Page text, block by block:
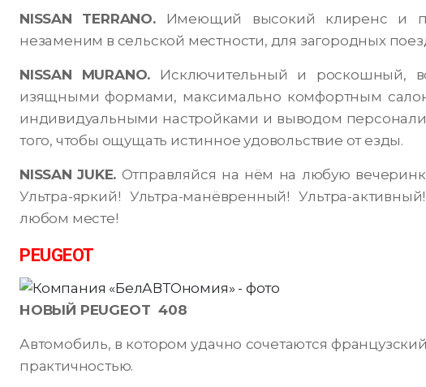
NISSAN TERRANO.Имеющий высокий клиренс и
незаменим в сельской местности, для загородных
NISSAN MURANO. Исключительный и роскошный,
изящными формами, максимально комфортным
индивидуальными настройками и выводом
того, чтобы ощущать истинное удовольствие от езды.
NISSAN JUKE. Отправляйся на нём на любую
Ультра-яркий! Ультра-манёвренный! Ультра-
любом месте!
PEUGEOT
НОВЫЙ PEUGEOT 408
Автомобиль, в котором удачно сочетаются
практичностью.